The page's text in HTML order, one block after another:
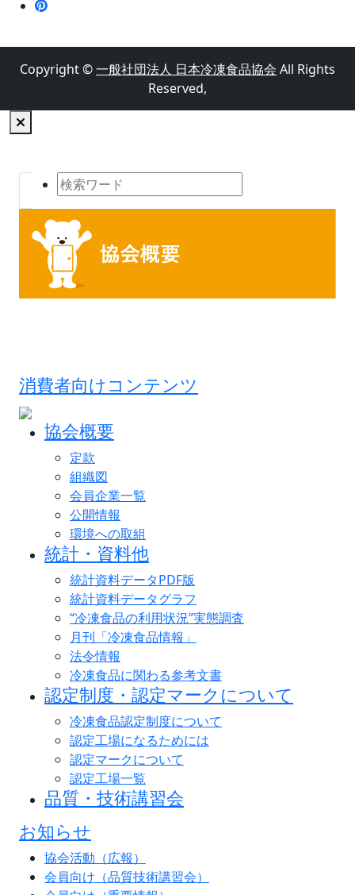
Copyright ©一般社団法人 日本冷凍食品協会 All Rights
Reserved,
消費者向けコンテンツ
協会概要
定款
組織図
会員企業一覧
公開情報
環境への取組
統計・資料他
統計資料データPDF版
統計資料データグラフ
“冷凍食品の利用状況”実態調査
月刊「冷凍食品情報」
法令情報
冷凍食品に関わる参考文書
認定制度・認定マークについて
冷凍食品認定制度について
認定工場になるためには
認定マークについて
認定工場一覧
品質・技術講習会
お知らせ
協会活動（広報）
会員向け（品質技術講習会）